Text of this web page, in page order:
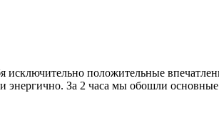
исключительно положительные
энергично. За 2 часа мы обошли